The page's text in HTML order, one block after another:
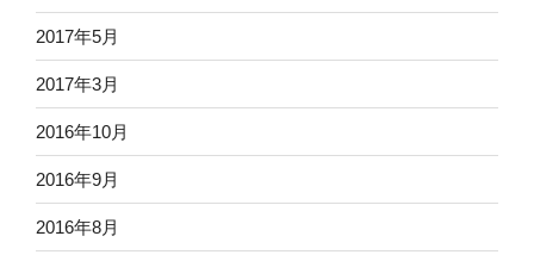
2017年5月
2017年3月
2016年10月
2016年9月
2016年8月